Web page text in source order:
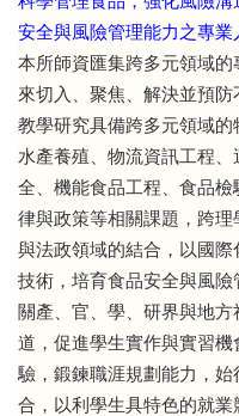
安全與風險管理能力之專業
本所師資匯集跨多元領域
來切入、聚焦、解決並預
教學研究具備跨多元領域的
水產養殖、物流資訊工程
全、機能食品工程、食品
律與政策等相關課題，跨
與法政領域的結合，以國
技術，培育食品安全與風
關產、官、學、研界與地
道，促進學生實作與實習
驗，鍛鍊職涯規劃能力，
合，以利學生具特色的就